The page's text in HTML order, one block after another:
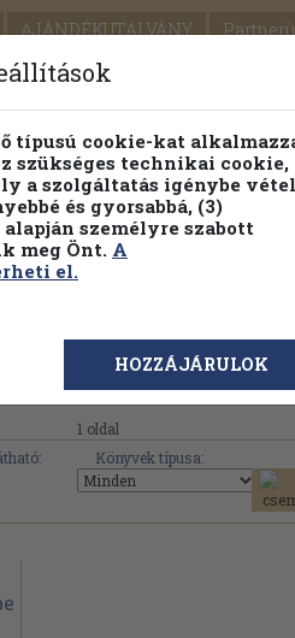
AJÁNDÉKUTALVÁNY
FENNTARTHATÓ
kereső Témaköri fa
művei, könyvek,
1 oldal
Könyvek típusa:
típusú cookie-kat
szükséges technikai cookie,
a szolgáltatás igénybe
és gyorsabbá, (3)
személyre szabott
meg Önt. A
el.
HOZZÁJÁRULOK